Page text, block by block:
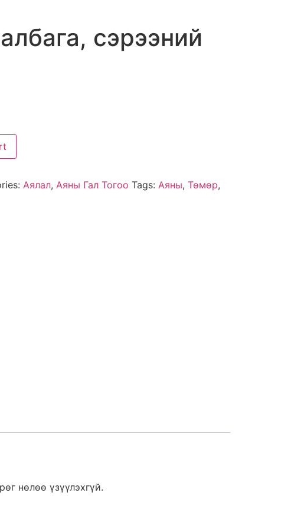
сэрээний
Аялал, Аяны Гал Тогоо Tags: Аяны, Төмөр,
нөлөө үзүүлэхгүй.